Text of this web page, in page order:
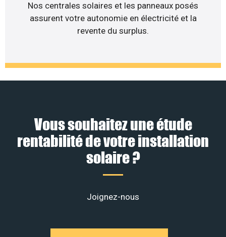
Nos centrales solaires et les panneaux posés
assurent votre autonomie en électricité et la
revente du surplus.
Vous souhaitez une étude
rentabilité de votre installation
solaire ?
Joignez-nous